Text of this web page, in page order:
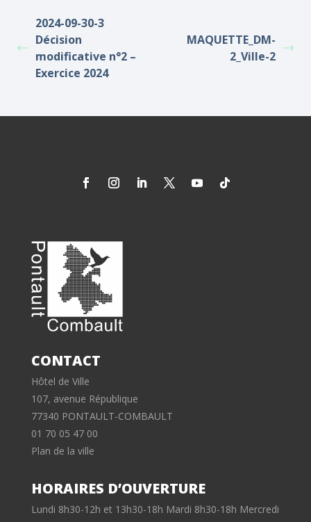
2024-09-30-3
Décision
modificative n°2 –
Exercice 2024
MAQUETTE_DM-
2_Ville-2
CONTACT
Hôtel de Ville
107, avenue République
77340 PONTAULT-COMBAULT
01 70 05 47 00
Plan de la ville
HORAIRES D’OUVERTURE
Lundi 8h30-12h et 13h30-18h Mardi 8h30-18h Mercredi